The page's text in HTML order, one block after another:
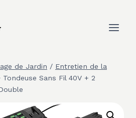
de Jardin / Entretien de la
Tondeuse Sans Fil 40V + 2